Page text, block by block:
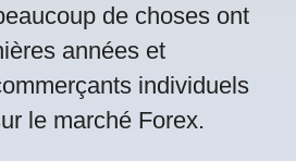
de choses ont
années et
individuels
le marché Forex.